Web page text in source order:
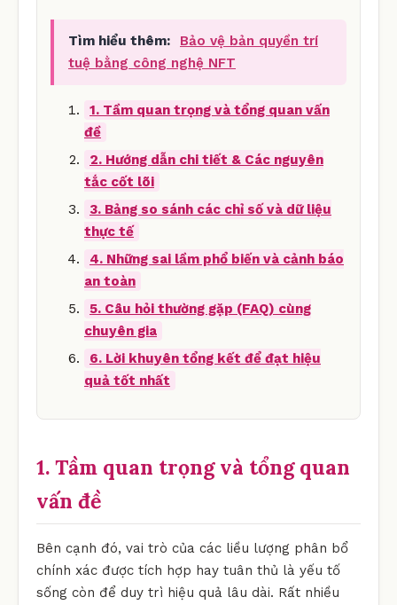
Tìm hiểu thêm:
Bảo vệ bản quyền trí
tuệ bằng công nghệ NFT
1. Tầm quan trọng và tổng quan vấn
đề
2. Hướng dẫn chi tiết & Các nguyên
tắc cốt lõi
3. Bảng so sánh các chỉ số và dữ liệu
thực tế
4. Những sai lầm phổ biến và cảnh báo
an toàn
5. Câu hỏi thường gặp (FAQ) cùng
chuyên gia
6. Lời khuyên tổng kết để đạt hiệu
quả tốt nhất
1. Tầm quan trọng và tổng quan
vấn đề
Bên cạnh đó, vai trò của các liều lượng phân bổ
chính xác được tích hợp hay tuân thủ là yếu tố
sống còn để duy trì hiệu quả lâu dài. Rất nhiều